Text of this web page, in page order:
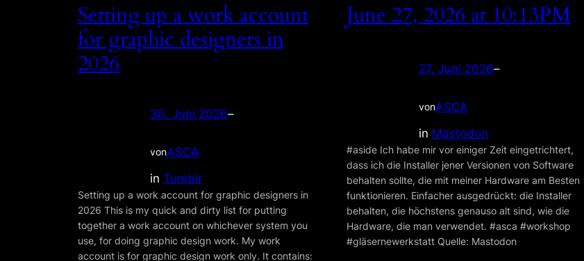
Setting up a work account
for graphic designers in
2026
30. Juni 2026–
vonASCA
in Tumblr
Setting up a work account for graphic designers in
2026 This is my quick and dirty list for putting
together a work account on whichever system you
use, for doing graphic design work. My work
account is for graphic design work only. It contains:
June 27, 2026 at 10:13PM
27. Juni 2026–
vonASCA
in Mastodon
#aside Ich habe mir vor einiger Zeit eingetrichtert,
dass ich die Installer jener Versionen von Software
behalten sollte, die mit meiner Hardware am Besten
funktionieren. Einfacher ausgedrückt: die Installer
behalten, die höchstens genauso alt sind, wie die
Hardware, die man verwendet. #asca #workshop
#gläsernewerkstatt Quelle: Mastodon